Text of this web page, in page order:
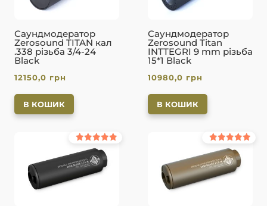
Саундмодератор
Zerosound TITAN кал
.338 різьба 3/4-24
Вlack
12150,0 грн
В КОШИК
Саундмодератор
Zerosound Titan
INTTEGRI 9 mm різьба
15*1 Вlack
10980,0 грн
В КОШИК
5.00
з 5
5.00
з 5